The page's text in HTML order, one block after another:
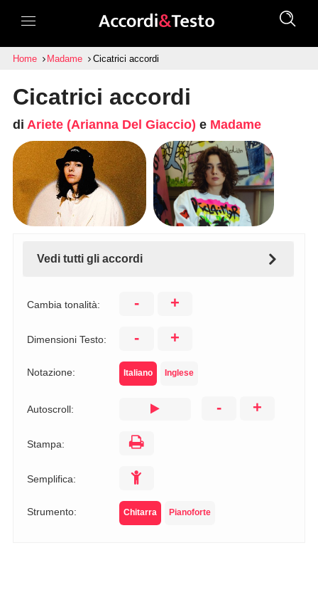
Home Madame Cicatrici accordi
Cicatrici accordi
di Ariete (Arianna Del Giaccio) e Madame
Vedi tutti gli accordi
Cambia tonalità: - +
Dimensioni Testo: - +
Notazione: Italiano Inglese
Autoscroll: - +
Stampa:
Semplifica:
Strumento: Chitarra Pianoforte